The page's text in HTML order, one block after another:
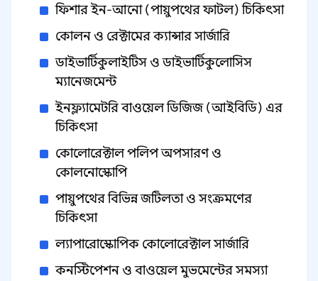
ফিশার ইন-আনো (পায়ুপথের ফাটল) চিকিৎসা
কোলন ও রেক্টামের ক্যান্সার সার্জারি
ডাইভার্টিকুলাইটিস ও ডাইভার্টিকুলোসিস
ম্যানেজমেন্ট
ইনফ্ল্যামেটরি বাওয়েল ডিজিজ (আইবিডি) এর
চিকিৎসা
কোলোরেক্টাল পলিপ অপসারণ ও
কোলনোস্কোপি
পায়ুপথের বিভিন্ন জটিলতা ও সংক্রমণের
চিকিৎসা
ল্যাপারোস্কোপিক কোলোরেক্টাল সার্জারি
কনস্টিপেশন ও বাওয়েল মুভমেন্টের সমস্যা